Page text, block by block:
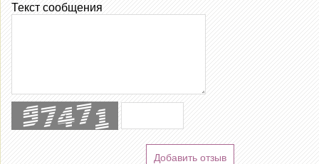
Текст сообщения
Добавить отзыв